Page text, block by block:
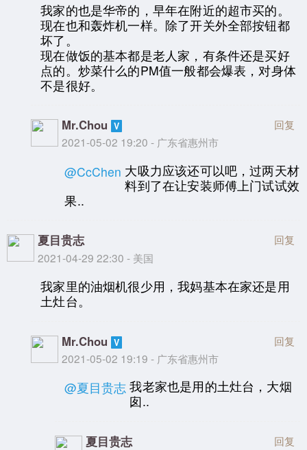
我家的也是华帝的，早年在附近的超市买的。
现在也和轰炸机一样。除了开关外全部按钮都
坏了。
现在做饭的基本都是老人家，有条件还是买好
点的。炒菜什么的PM值一般都会爆表，对身体
不是很好。
Mr.Chou
2021-05-02 19:20 - 广东省惠州市
回复
@CcChen 大吸力应该还可以吧，过两天材
料到了在让安装师傅上门试试效
果..
夏目贵志
2021-04-29 22:30 - 美国
回复
我家里的油烟机很少用，我妈基本在家还是用
土灶台。
Mr.Chou
2021-05-02 19:19 - 广东省惠州市
回复
@夏目贵志 我老家也是用的土灶台，大烟
囱..
夏目贵志 回复